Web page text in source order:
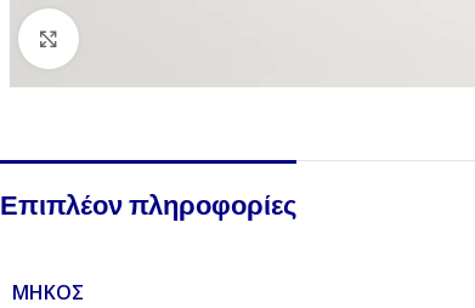
Επιπλέον πληροφορίες
ΜΉΚΟΣ